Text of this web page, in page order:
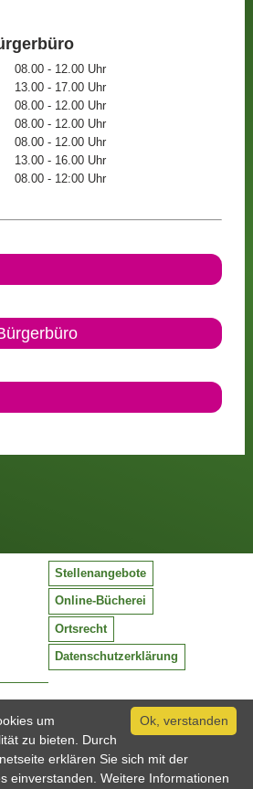
08.00 - 12.00 Uhr
13.00 - 17.00 Uhr
08.00 - 12.00 Uhr
08.00 - 12.00 Uhr
08.00 - 12.00 Uhr
13.00 - 16.00 Uhr
08.00 - 12:00 Uhr
/ 409-0
Stellenangebote
Online-Bücherei
Ortsrecht
Datenschutzerklärung
Ok, verstanden
um
zu bieten. Durch
erklären Sie sich mit der
einverstanden. Weitere Informationen